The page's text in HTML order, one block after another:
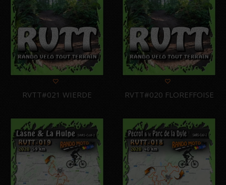
RVTT#021 WIERDE RVTT#020 FLOREFFOISE